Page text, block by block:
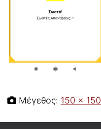
Μέγεθος: 150 × 150